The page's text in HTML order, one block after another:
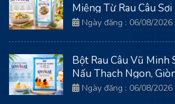
Miệng Từ Rau Câu Sợi
SoviAgar
Ngày đăng : 06/08/2026
Bột Rau Câu Vũ Minh
Nấu Thạch Ngon,
Ngày đăng : 06/08/2026